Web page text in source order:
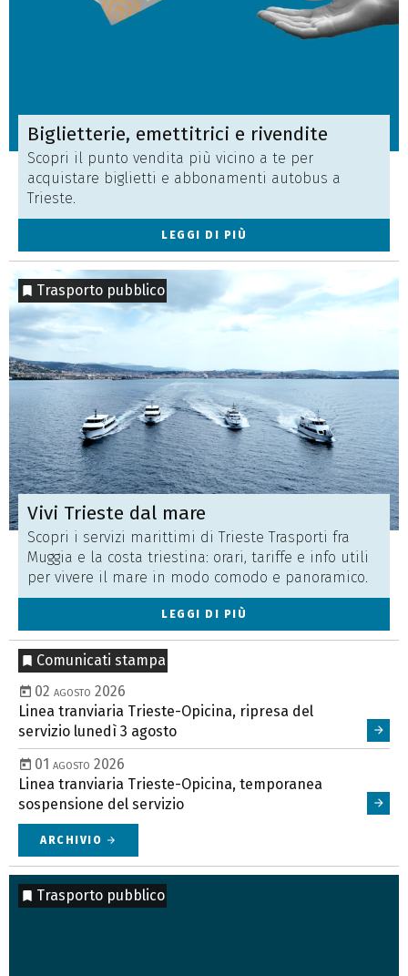
Trasporto pubblico
Biglietterie, emettitrici e rivendite
Scopri il punto vendita più vicino a te per
acquistare biglietti e abbonamenti autobus a
Trieste.
LEGGI DI PIÙ
Trasporto pubblico
Vivi Trieste dal mare
Scopri i servizi marittimi di Trieste Trasporti fra
Muggia e la costa triestina: orari, tariffe e info utili
per vivere il mare in modo comodo e panoramico.
LEGGI DI PIÙ
Comunicati stampa
02 agosto 2026
Linea tranviaria Trieste-Opicina, ripresa del
servizio lunedì 3 agosto
01 agosto 2026
Linea tranviaria Trieste-Opicina, temporanea
sospensione del servizio
ARCHIVIO arrow_forward